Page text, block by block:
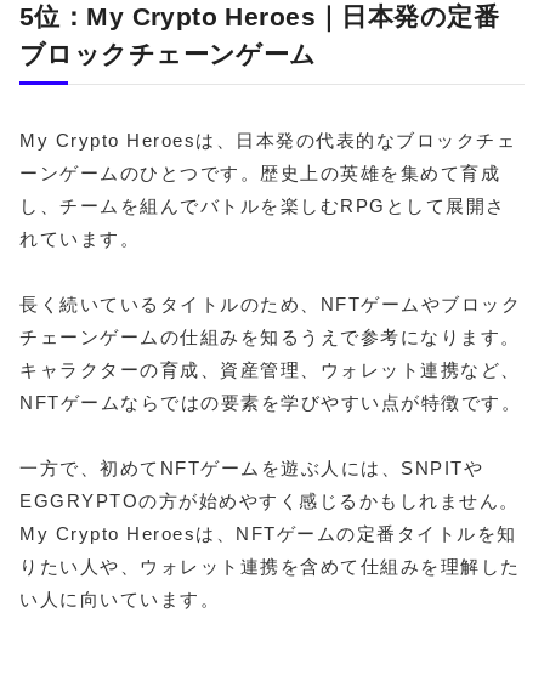
5位：My Crypto Heroes｜日本発の定番
ブロックチェーンゲーム
My Crypto Heroesは、日本発の代表的なブロックチェ
ーンゲームのひとつです。歴史上の英雄を集めて育成
し、チームを組んでバトルを楽しむRPGとして展開さ
れています。
長く続いているタイトルのため、NFTゲームやブロック
チェーンゲームの仕組みを知るうえで参考になります。
キャラクターの育成、資産管理、ウォレット連携など、
NFTゲームならではの要素を学びやすい点が特徴です。
一方で、初めてNFTゲームを遊ぶ人には、SNPITや
EGGRYPTOの方が始めやすく感じるかもしれません。
My Crypto Heroesは、NFTゲームの定番タイトルを知
りたい人や、ウォレット連携を含めて仕組みを理解した
い人に向いています。